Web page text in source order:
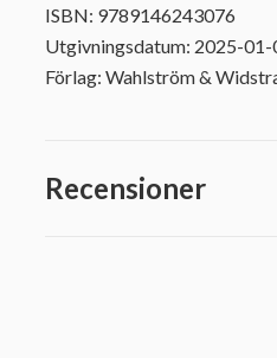
ISBN: 9789146243076
Utgivningsdatum: 2025-01-
Förlag: Wahlström &
Recensioner